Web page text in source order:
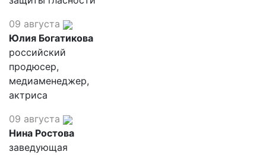
09 августа
Юлия Богатикова
российский
продюсер,
медиаменеджер,
актриса
09 августа
Нина Ростова
заведующая